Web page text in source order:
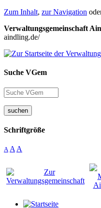
Zum Inhalt, zur Navigation
Verwaltungsgemeinschaft
aindling.de/
Suche VGem
suchen
Schriftgröße
A A A